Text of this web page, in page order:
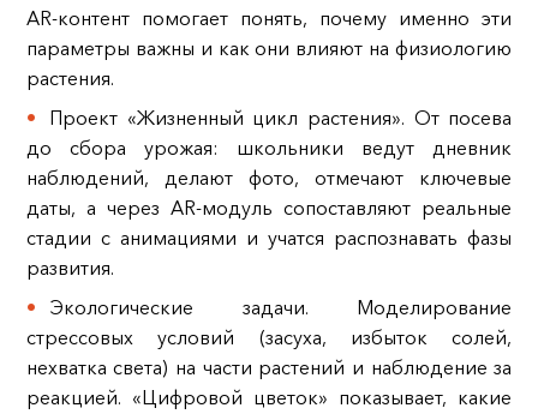
AR‑контент помогает понять, почему именно эти
параметры важны и как они влияют на физиологию
растения.
Проект «Жизненный цикл растения». От посева
до сбора урожая: школьники ведут дневник
наблюдений, делают фото, отмечают ключевые
даты, а через AR‑модуль сопоставляют реальные
стадии с анимациями и учатся распознавать фазы
развития.
Экологические задачи. Моделирование
стрессовых условий (засуха, избыток солей,
нехватка света) на части растений и наблюдение за
реакцией. «Цифровой цветок» показывает, какие